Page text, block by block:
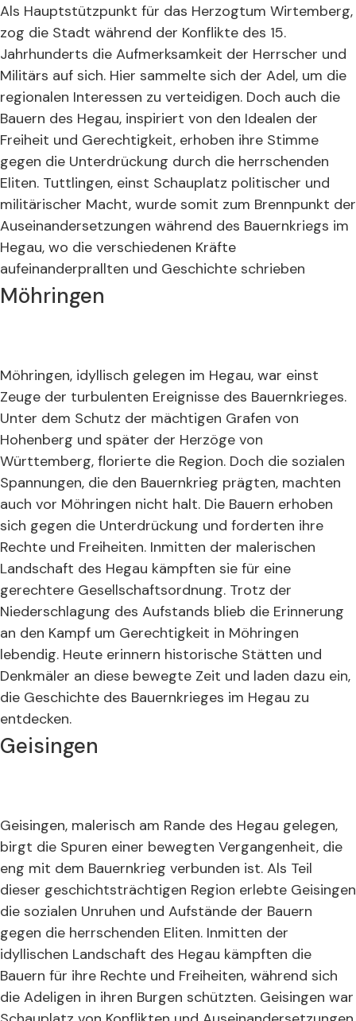
Als Hauptstützpunkt für das Herzogtum Wirtemberg,
zog die Stadt während der Konflikte des 15.
Jahrhunderts die Aufmerksamkeit der Herrscher und
Militärs auf sich. Hier sammelte sich der Adel, um die
regionalen Interessen zu verteidigen. Doch auch die
Bauern des Hegau, inspiriert von den Idealen der
Freiheit und Gerechtigkeit, erhoben ihre Stimme
gegen die Unterdrückung durch die herrschenden
Eliten. Tuttlingen, einst Schauplatz politischer und
militärischer Macht, wurde somit zum Brennpunkt der
Auseinandersetzungen während des Bauernkriegs im
Hegau, wo die verschiedenen Kräfte
aufeinanderprallten und Geschichte schrieben
Möhringen
Möhringen, idyllisch gelegen im Hegau, war einst
Zeuge der turbulenten Ereignisse des Bauernkrieges.
Unter dem Schutz der mächtigen Grafen von
Hohenberg und später der Herzöge von
Württemberg, florierte die Region. Doch die sozialen
Spannungen, die den Bauernkrieg prägten, machten
auch vor Möhringen nicht halt. Die Bauern erhoben
sich gegen die Unterdrückung und forderten ihre
Rechte und Freiheiten. Inmitten der malerischen
Landschaft des Hegau kämpften sie für eine
gerechtere Gesellschaftsordnung. Trotz der
Niederschlagung des Aufstands blieb die Erinnerung
an den Kampf um Gerechtigkeit in Möhringen
lebendig. Heute erinnern historische Stätten und
Denkmäler an diese bewegte Zeit und laden dazu ein,
die Geschichte des Bauernkrieges im Hegau zu
entdecken.
Geisingen
Geisingen, malerisch am Rande des Hegau gelegen,
birgt die Spuren einer bewegten Vergangenheit, die
eng mit dem Bauernkrieg verbunden ist. Als Teil
dieser geschichtsträchtigen Region erlebte Geisingen
die sozialen Unruhen und Aufstände der Bauern
gegen die herrschenden Eliten. Inmitten der
idyllischen Landschaft des Hegau kämpften die
Bauern für ihre Rechte und Freiheiten, während sich
die Adeligen in ihren Burgen schützten. Geisingen war